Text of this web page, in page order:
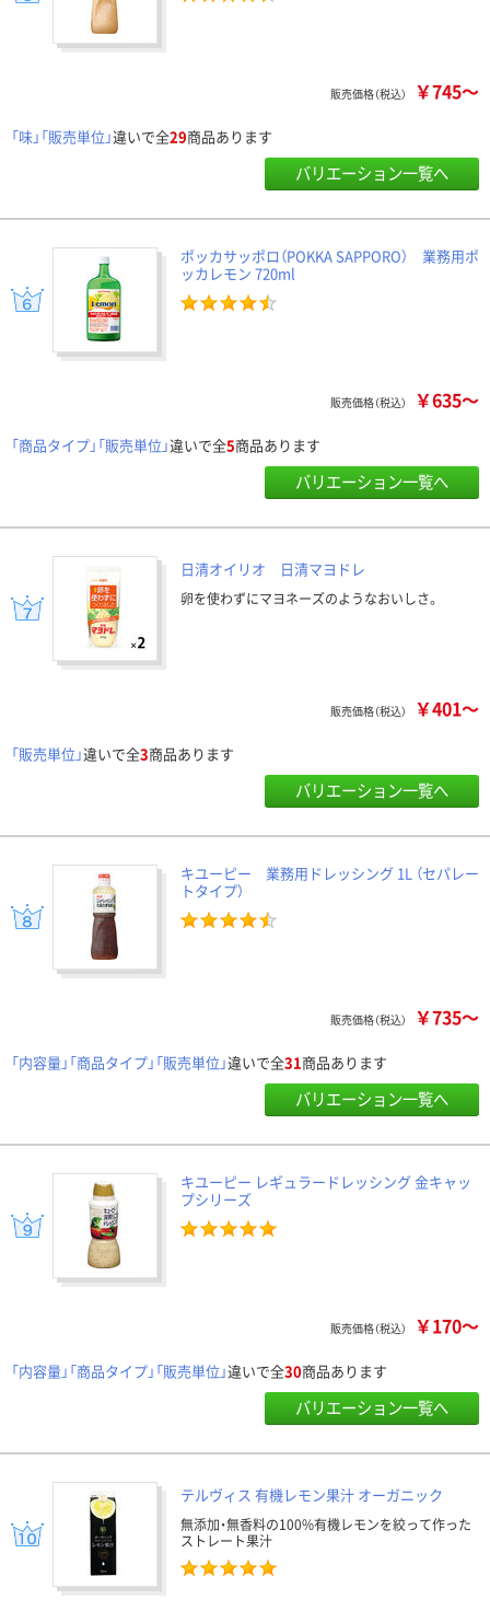
販売価格（税込） ￥745～
「味」「販売単位」違いで全29商品あります
バリエーション一覧へ
ポッカサッポロ（POKKA SAPPORO） 業務用ポ
ッカレモン 720ml
販売価格（税込） ￥635～
「商品タイプ」「販売単位」違いで全5商品あります
バリエーション一覧へ
日清オイリオ 日清マヨドレ
卵を使わずにマヨネーズのようなおいしさ。
販売価格（税込） ￥401～
「販売単位」違いで全3商品あります
バリエーション一覧へ
キユーピー 業務用ドレッシング 1L （セパレー
トタイプ）
販売価格（税込） ￥735～
「内容量」「商品タイプ」「販売単位」違いで全31商品あります
バリエーション一覧へ
キユーピー レギュラードレッシング 金キャッ
プシリーズ
販売価格（税込） ￥170～
「内容量」「商品タイプ」「販売単位」違いで全30商品あります
バリエーション一覧へ
テルヴィス 有機レモン果汁 オーガニック
無添加・無香料の100%有機レモンを絞って作った
ストレート果汁